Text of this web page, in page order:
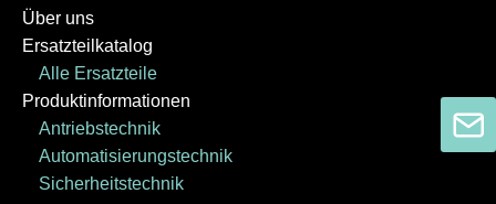
Über uns
Ersatzteilkatalog
Alle Ersatzteile
Produktinformationen
Antriebstechnik
Automatisierungstechnik
Sicherheitstechnik